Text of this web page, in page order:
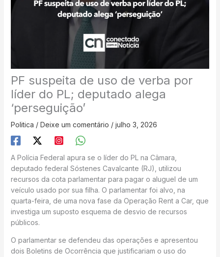
PF suspeita de uso de verba por
líder do PL; deputado alega
‘perseguição’
Politica / Deixe um comentário / julho 3, 2026
A Polícia Federal apura se o líder do PL na Câmara,
deputado federal Sóstenes Cavalcante (RJ), utilizou
recursos da cota parlamentar para pagar o aluguel de um
veículo usado por sua filha. O parlamentar foi alvo, na
quarta-feira, de uma nova fase da Operação Rent a Car, que
investiga um suposto esquema de desvio de recursos
públicos.
O parlamentar se defendeu das operações e apresentou
dois Boletins de Ocorrência que justificariam o uso do